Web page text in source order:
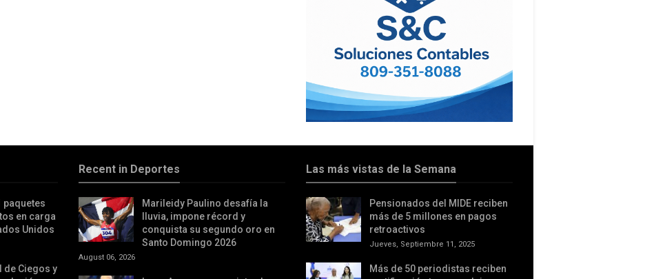
paquetes
en carga
Unidos
de Ciegos y
Recent in Deportes
Marileidy Paulino desafía la
lluvia, impone récord y
conquista su segundo oro en
Santo Domingo 2026
August 06, 2026
Las más vistas de la Semana
Pensionados del MIDE reciben
más de 5 millones en pagos
retroactivos
Jueves, Septiembre 11, 2025
Más de 50 periodistas reciben